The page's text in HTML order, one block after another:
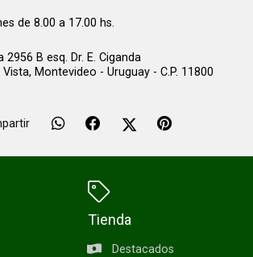
de 8.00 a 17.00 hs.
2956 B esq. Dr. E. Ciganda
Montevideo - Uruguay - C.P. 11800
Tienda
Destacados